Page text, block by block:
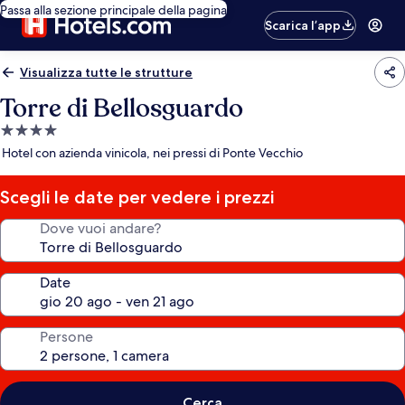
Passa alla sezione principale della pagina
Scarica l’app
Visualizza tutte le strutture
Torre di Bellosguardo
Struttura
a
stelle
Hotel con azienda vinicola, nei pressi di Ponte Vecchio
Scegli le date per vedere i prezzi
Dove vuoi andare?
Date
Persone